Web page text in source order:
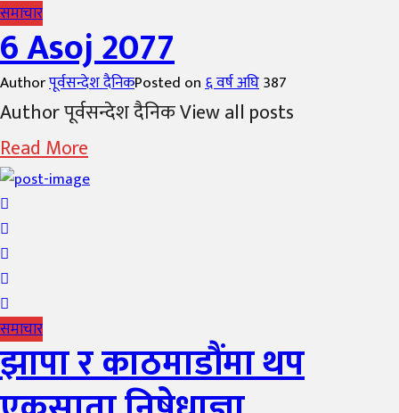
समाचार
6 Asoj 2077
Authorपूर्वसन्देश दैनिकPosted on६ वर्ष अघि387
Author पूर्वसन्देश दैनिक View all posts
Read More
समाचार
झापा र काठमाडौंमा थप